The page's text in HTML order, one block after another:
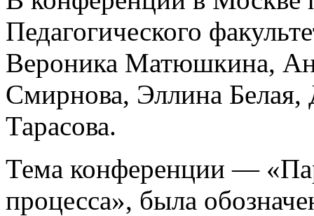
Педагогического
Вероника Матюшкина,
Смирнова, Эллина Белая,
Тарасова.
Тема конференции —
процесса», была